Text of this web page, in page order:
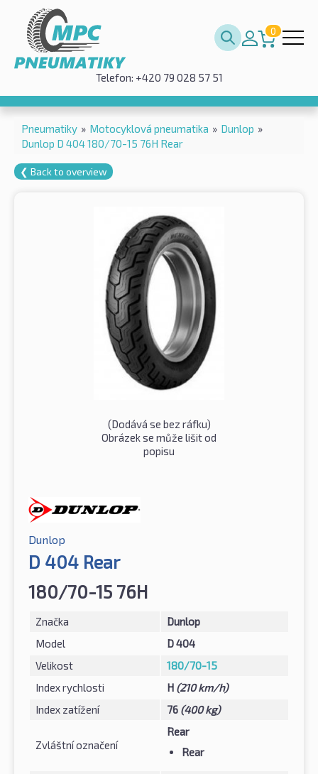
0
Telefon: +420 79 028 57 51
Pneumatiky » Motocyklová pneumatika » Dunlop »
Dunlop D 404 180/70-15 76H Rear
❮ Back to overview
(Dodává se bez ráfku)
Obrázek se může lišit od
popisu
Dunlop
D 404 Rear
180/70-15 76H
Značka
Dunlop
Model
D 404
Velikost
180/70-15
Index rychlosti
H (210 km/h)
Index zatížení
76 (400 kg)
Zvláštní označení
Rear
Rear